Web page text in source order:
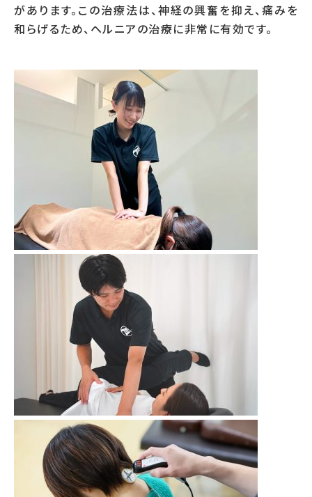
があります。この治療法は、神経の興奮を抑え、痛みを
和らげるため、ヘルニアの治療に非常に有効です。